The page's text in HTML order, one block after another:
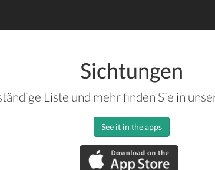
Sichtungen
Liste und mehr finden Sie in
See it in the apps